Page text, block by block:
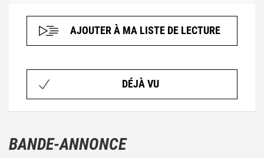
AJOUTER À MA LISTE DE LECTURE
DÉJÀ VU
BANDE-ANNONCE